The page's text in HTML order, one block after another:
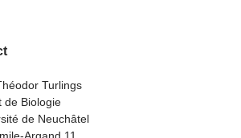
Turlings
de Biologie
de Neuchâtel